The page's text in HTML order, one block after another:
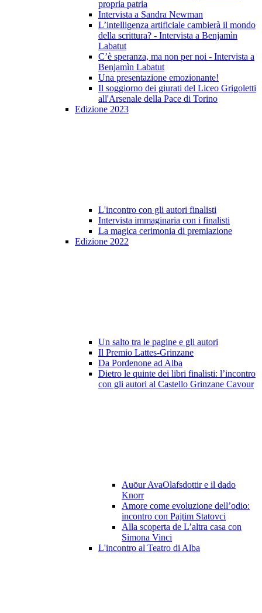
propria patria
Intervista a Sandra Newman
L’intelligenza artificiale cambierà il mondo
della scrittura? - Intervista a Benjamìn
Labatut
C’è speranza, ma non per noi - Intervista a
Benjamìn Labatut
Una presentazione emozionante!
Il soggiorno dei giurati del Liceo Grigoletti
all'Arsenale della Pace di Torino
Edizione 2023
L'incontro con gli autori finalisti
Intervista immaginaria con i finalisti
La magica cerimonia di premiazione
Edizione 2022
Un salto tra le pagine e gli autori
Il Premio Lattes-Grinzane
Da Pordenone ad Alba
Dietro le quinte dei libri finalisti: l’incontro
con gli autori al Castello Grinzane Cavour
Auōur AvaOlafsdottir e il dado
Knorr
Amore come evoluzione dell’odio:
incontro con Pajtim Statovci
Alla scoperta de L’altra casa con
Simona Vinci
L'incontro al Teatro di Alba